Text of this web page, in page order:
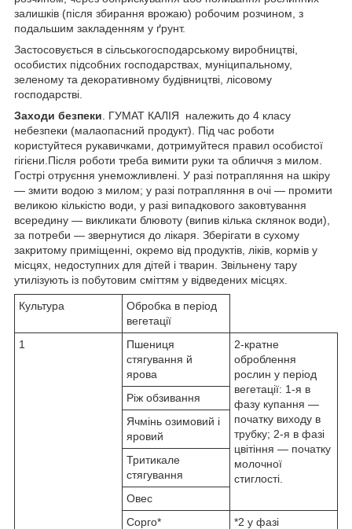
залишків (після збирання врожаю) робочим розчином, з
подальшим закладенням у ґрунт.
Застосовується в сільськогосподарському виробництві,
особистих підсобних господарствах, муніципальному,
зеленому та декоративному будівництві, лісовому
господарстві.
Заходи безпеки . ГУМАТ КАЛІЯ належить до 4 класу
небезпеки (малаопасний продукт). Під час роботи
користуйтеся рукавичками, дотримуйтеся правил особистої
гігієни.Після роботи треба вимити руки та обличчя з милом.
Гострі отруєння унеможливлені. У разі потрапляння на шкіру
— змити водою з милом; у разі потрапляння в очі — промити
великою кількістю води, у разі випадкового заковтування
всередину — викликати блювоту (випив кілька склянок води),
за потреби — звернутися до лікаря. Зберігати в сухому
закритому приміщенні, окремо від продуктів, ліків, кормів у
місцях, недоступних для дітей і тварин. Звільнену тару
утилізують із побутовим сміттям у відведених місцях.
Культура
Обробка в період
вегетації
1
Пшениця
стягування й
ярова
2-кратне
оброблення
рослин у період
вегетації: 1-я в
фазу купання —
початку виходу в
трубку; 2-я в фазі
цвітіння — початку
молочної
стиглості.
Ріж обзивання
Ячмінь озимовий і
яровий
Тритикале
стягування
Овес
Сорго*
*2 у фазі